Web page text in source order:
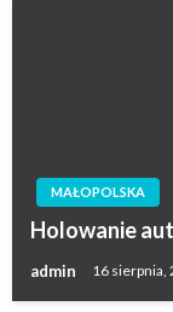
MAŁOPOLSKA
Holowanie
admin 16 sierpnia,